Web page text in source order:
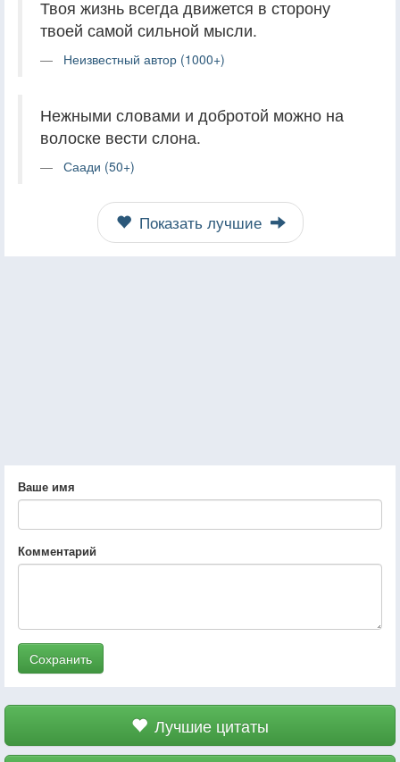
Твоя жизнь всегда движется в сторону
твоей самой сильной мысли.
Неизвестный автор (1000+)
Нежными словами и добротой можно на
волоске вести слона.
Саади (50+)
Показать лучшие
Ваше имя
Комментарий
Сохранить
Лучшие цитаты